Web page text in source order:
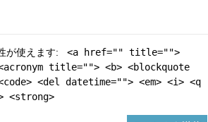
が使えます:
<a href="" title="">
title=""> <b> <blockquote
<del datetime=""> <em> <i> <q
<strong>